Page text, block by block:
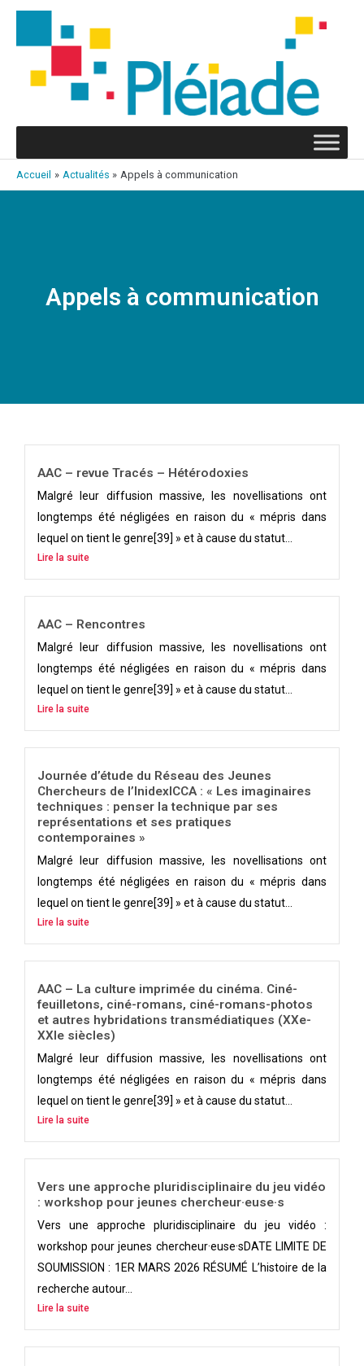
Aller
contenu
Accueil Actualités Appels à communication
Appels à communication
AAC – revue Tracés – Hétérodoxies
Malgré leur diffusion massive, les novellisations ont
longtemps été négligées en raison du « mépris dans
lequel on tient le genre[39] » et à cause du statut...
Lire la suite
AAC – Rencontres
Malgré leur diffusion massive, les novellisations ont
longtemps été négligées en raison du « mépris dans
lequel on tient le genre[39] » et à cause du statut...
Lire la suite
Journée d’étude du Réseau des Jeunes
Chercheurs de l’InidexICCA : « Les imaginaires
techniques : penser la technique par ses
représentations et ses pratiques
contemporaines »
Malgré leur diffusion massive, les novellisations ont
longtemps été négligées en raison du « mépris dans
lequel on tient le genre[39] » et à cause du statut...
Lire la suite
AAC – La culture imprimée du cinéma. Ciné-
feuilletons, ciné-romans, ciné-romans-photos
et autres hybridations transmédiatiques (XXe-
XXIe siècles)
Malgré leur diffusion massive, les novellisations ont
longtemps été négligées en raison du « mépris dans
lequel on tient le genre[39] » et à cause du statut...
Lire la suite
Vers une approche pluridisciplinaire du jeu vidéo
: workshop pour jeunes chercheur·euse·s
Vers une approche pluridisciplinaire du jeu vidéo :
workshop pour jeunes chercheur·euse·sDATE LIMITE DE
SOUMISSION : 1ER MARS 2026 RÉSUMÉ L’histoire de la
recherche autour...
Lire la suite